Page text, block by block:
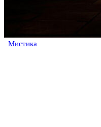
Мистика